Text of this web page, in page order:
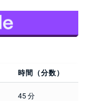
時間（分数）
45 分